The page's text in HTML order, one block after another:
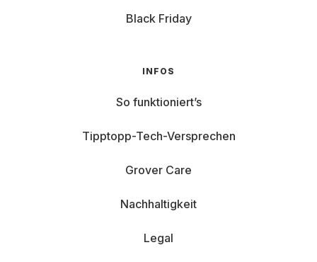
Black Friday
INFOS
So funktioniert’s
Tipptopp-Tech-Versprechen
Grover Care
Nachhaltigkeit
Legal